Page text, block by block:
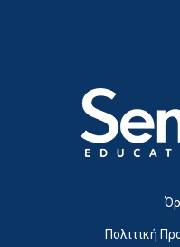
Πολιτική